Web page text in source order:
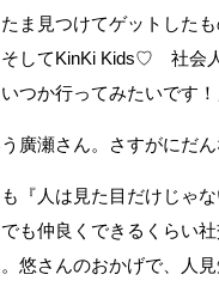
ま見つけてゲットした
してKinKi Kids♡ 社会
か行ってみたいです！
廣瀬さん。さすがにだ
『人は見た目だけじゃ
も仲良くできるくらい
悠さんのおかげで、人